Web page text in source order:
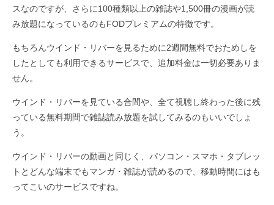
スなのですが、さらに100種類以上の雑誌や1,500冊の漫画が読
み放題になっているのもFODプレミアムの特徴です。
もちろんウインド・リバーを見るために2週間無料でおためしを
したとしても利用できるサービスで、追加料金は一切必要ありま
せん。
ウインド・リバーを見ている合間や、全て視聴し終わった後に残
っている無料期間で雑誌読み放題を試してみるのもいいでしょ
う。
ウインド・リバーの動画と同じく、パソコン・スマホ・タブレッ
トとどんな端末でもマンガ・雑誌が読めるので、移動時間にはも
ってこいのサービスですね。